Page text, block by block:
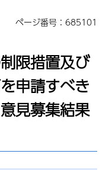
ページ番号：685101
限措置及び
申請すべき
見募集結果